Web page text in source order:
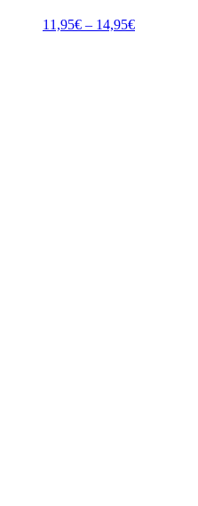
11,95€ – 14,95€Preisspanne: